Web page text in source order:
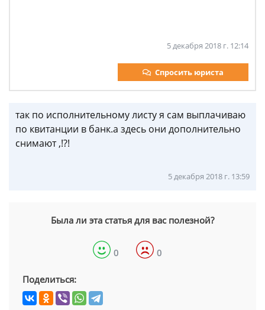
5 декабря 2018 г. 12:14
Спросить юриста
так по исполнительному листу я сам выплачиваю
по квитанции в банк.а здесь они дополнительно
снимают ,!?!
5 декабря 2018 г. 13:59
Была ли эта статья для вас полезной?
0 0
Поделиться: